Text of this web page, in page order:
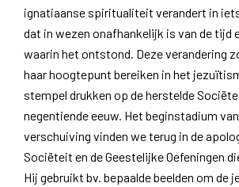
ignatiaanse spiritualiteit verandert in
dat in wezen onafhankelijk is van de tijd
waarin het ontstond. Deze verandering
haar hoogtepunt bereiken in het
stempel drukken op de herstelde
negentiende eeuw. Het beginstadium
verschuiving vinden we terug in de
Sociëteit en de Geestelijke Oefeningen
Hij gebruikt bv. bepaalde beelden om de